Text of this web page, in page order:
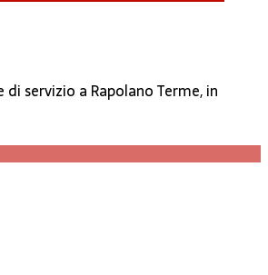
servizio a Rapolano Terme, in